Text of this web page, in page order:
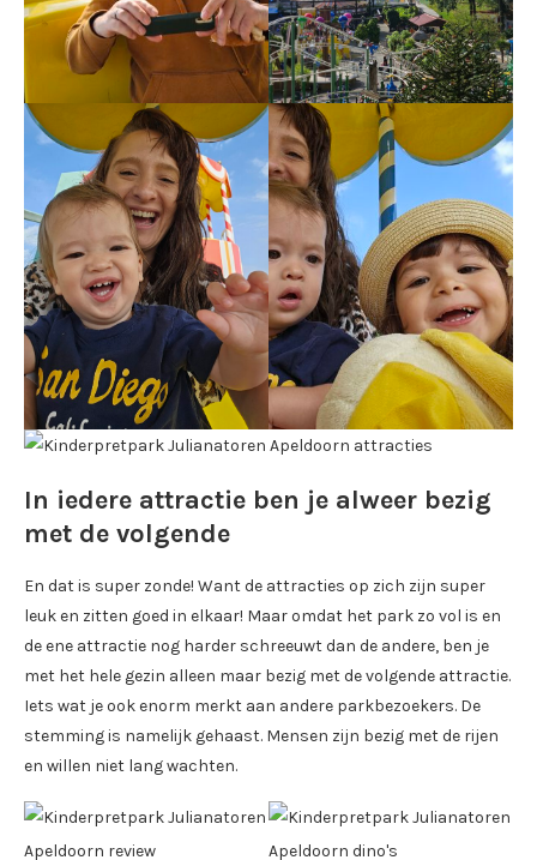
In iedere attractie ben je alweer bezig
met de volgende
En dat is super zonde! Want de attracties op zich zijn super
leuk en zitten goed in elkaar! Maar omdat het park zo vol is en
de ene attractie nog harder schreeuwt dan de andere, ben je
met het hele gezin alleen maar bezig met de volgende attractie.
Iets wat je ook enorm merkt aan andere parkbezoekers. De
stemming is namelijk gehaast. Mensen zijn bezig met de rijen
en willen niet lang wachten.